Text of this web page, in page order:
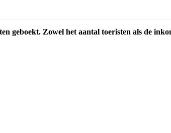
geboekt. Zowel het aantal toeristen als de